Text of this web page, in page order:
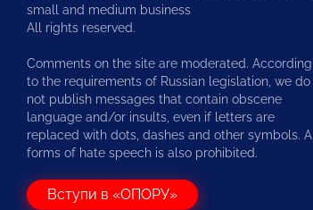
small and medium business
All rights reserved.
Comments on the site are moderated. According
to the requirements of Russian legislation, we do
not publish messages that contain obscene
language and/or insults, even if letters are
replaced with dots, dashes and other symbols. All
forms of hate speech is also prohibited.
Вступи в «ОПОРУ»